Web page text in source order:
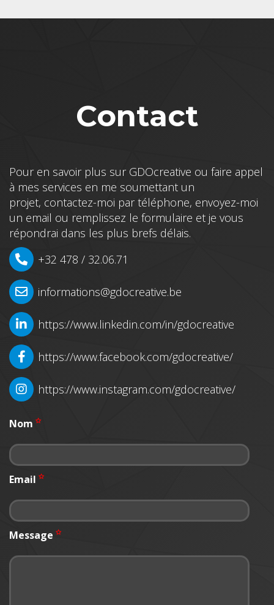
Contact
Pour en savoir plus sur GDOcreative ou faire appel
à mes services en me soumettant un
projet, contactez-moi par téléphone, envoyez-moi
un email ou remplissez le formulaire et je vous
répondrai dans les plus brefs délais.
+32 478 / 32.06.71
informations@gdocreative.be
https://www.linkedin.com/in/gdocreative
https://www.facebook.com/gdocreative/
https://www.instagram.com/gdocreative/
Nom
Email
Message